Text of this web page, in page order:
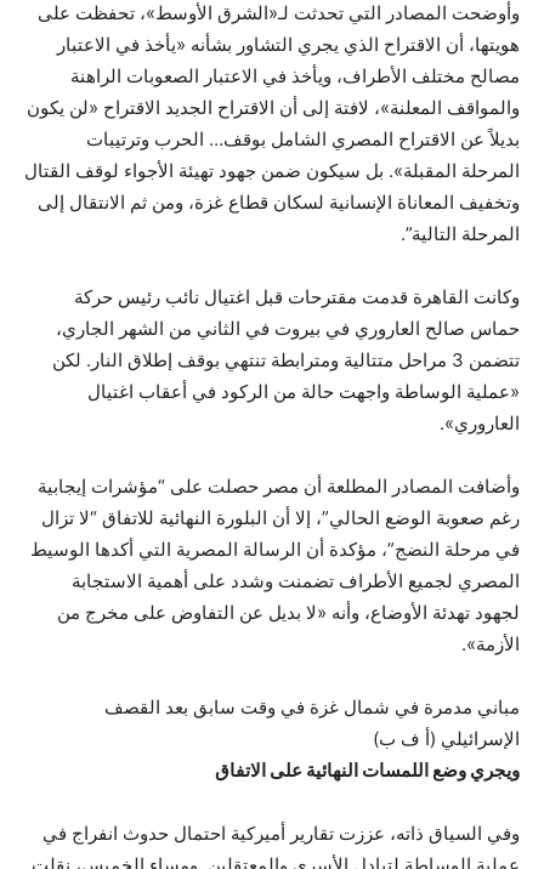
وأوضحت المصادر التي تحدثت لـ«الشرق الأوسط»، تحفظت على
هويتها، أن الاقتراح الذي يجري التشاور بشأنه «يأخذ في الاعتبار
مصالح مختلف الأطراف، ويأخذ في الاعتبار الصعوبات الراهنة
والمواقف المعلنة»، لافتة إلى أن الاقتراح الجديد الاقتراح «لن يكون
بديلاً عن الاقتراح المصري الشامل بوقف… الحرب وترتيبات
المرحلة المقبلة». بل سيكون ضمن جهود تهيئة الأجواء لوقف القتال
وتخفيف المعاناة الإنسانية لسكان قطاع غزة، ومن ثم الانتقال إلى
المرحلة التالية”.
وكانت القاهرة قدمت مقترحات قبل اغتيال نائب رئيس حركة
حماس صالح العاروري في بيروت في الثاني من الشهر الجاري،
تتضمن 3 مراحل متتالية ومترابطة تنتهي بوقف إطلاق النار. لكن
«عملية الوساطة واجهت حالة من الركود في أعقاب اغتيال
العاروري».
وأضافت المصادر المطلعة أن مصر حصلت على “مؤشرات إيجابية
رغم صعوبة الوضع الحالي”، إلا أن البلورة النهائية للاتفاق “لا تزال
في مرحلة النضج”، مؤكدة أن الرسالة المصرية التي أكدها الوسيط
المصري لجميع الأطراف تضمنت وشدد على أهمية الاستجابة
لجهود تهدئة الأوضاع، وأنه «لا بديل عن التفاوض على مخرج من
الأزمة».
مباني مدمرة في شمال غزة في وقت سابق بعد القصف
الإسرائيلي (أ ف ب)
ويجري وضع اللمسات النهائية على الاتفاق
وفي السياق ذاته، عززت تقارير أميركية احتمال حدوث انفراج في